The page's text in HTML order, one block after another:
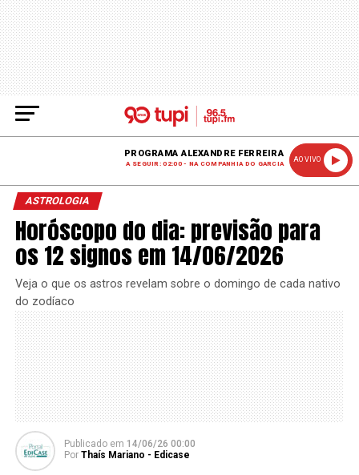
PROGRAMA ALEXANDRE FERREIRA
A SEGUIR: 02:00 - NA COMPANHIA DO GARCIA
AO VIVO
ASTROLOGIA
Horóscopo do dia: previsão para
os 12 signos em 14/06/2026
Veja o que os astros revelam sobre o domingo de cada nativo
do zodíaco
Publicado em 14/06/26 00:00
Por Thaís Mariano - Edicase